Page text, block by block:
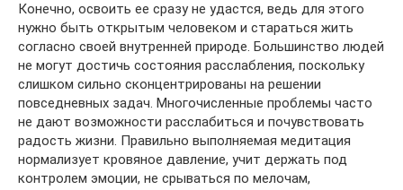
Конечно, освоить ее сразу не удастся, ведь для этого
нужно быть открытым человеком и стараться жить
согласно своей внутренней природе. Большинство людей
не могут достичь состояния расслабления, поскольку
слишком сильно сконцентрированы на решении
повседневных задач. Многочисленные проблемы часто
не дают возможности расслабиться и почувствовать
радость жизни. Правильно выполняемая медитация
нормализует кровяное давление, учит держать под
контролем эмоции, не срываться по мелочам,